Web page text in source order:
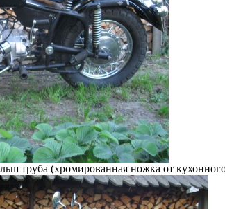
труба (хромированная ножка от